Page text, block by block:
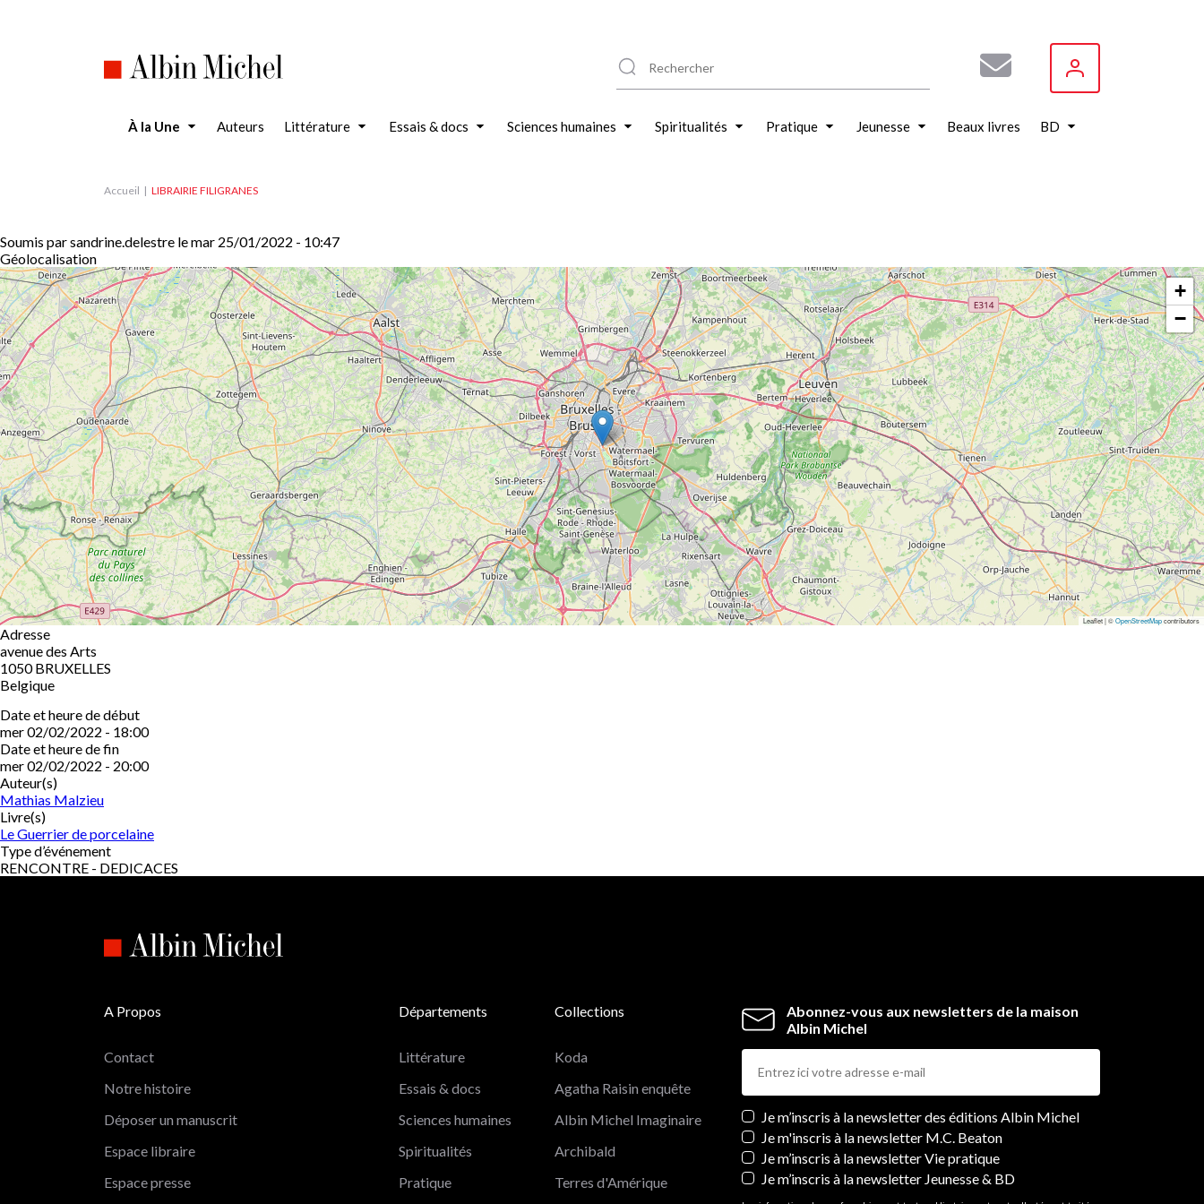
À la Une Auteurs Littérature Essais & docs Sciences humaines Spiritualités Pratique Jeunesse Beaux livres BD
Accueil LIBRAIRIE FILIGRANES
Soumis parsandrine.delestre lemar 25/01/2022 - 10:47
Géolocalisation
+
−
Leaflet | ©OpenStreetMapcontributors
Adresse
avenue des Arts
1050 BRUXELLES
Belgique
Date et heure de début
mer 02/02/2022 - 18:00
Date et heure de fin
mer 02/02/2022 - 20:00
Auteur(s)
Mathias Malzieu
Livre(s)
Le Guerrier de porcelaine
Type d’événement
RENCONTRE - DEDICACES
Abonnez-vous aux newsletters de la maison
Albin Michel
Newsletters
Je m’inscris à la newsletter des éditions Albin Michel
Je m'inscris à la newsletter M.C. Beaton
Je m’inscris à la newsletter Vie pratique
Je m’inscris à la newsletter Jeunesse & BD
A Propos
Contact
Notre histoire
Déposer un manuscrit
Espace libraire
Espace presse
Départements
Littérature
Essais & docs
Sciences humaines
Spiritualités
Pratique
Collections
Koda
Agatha Raisin enquête
Albin Michel Imaginaire
Archibald
Terres d'Amérique